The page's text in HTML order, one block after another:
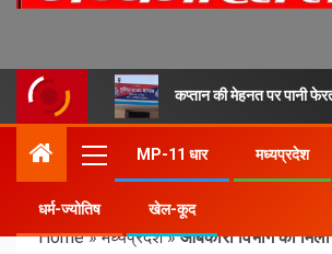
कप्तान की मेहनत पर पानी
MP-11 धार मध्यप्रदेश
धर्म-ज्योतिष खेल-कूद
Home»मध्यप्रदेश»आबकारी विभाग की